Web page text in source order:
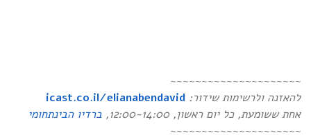
~~~~~~~~~~~~~~~~~~~~~
להאזנה ולרשימות שידור:
icast.co.il/elianabendavid
אחת ששומעת,כל יום ראשון, 12:00-14:00,
ברדיו הבינתחומי
~~~~~~~~~~~~~~~~~~~~~